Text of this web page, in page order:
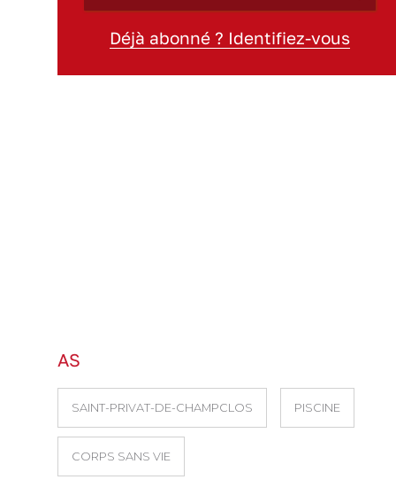
Déjà abonné ? Identifiez-vous
AS
SAINT-PRIVAT-DE-CHAMPCLOS PISCINE
CORPS SANS VIE